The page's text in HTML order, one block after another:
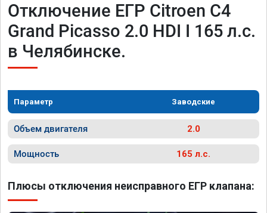
Отключение ЕГР Citroen C4
Grand Picasso 2.0 HDI I 165 л.с.
в Челябинске.
Параметр Заводские
Объем двигателя 2.0
Мощность 165 л.с.
Плюсы отключения неисправного ЕГР клапана: